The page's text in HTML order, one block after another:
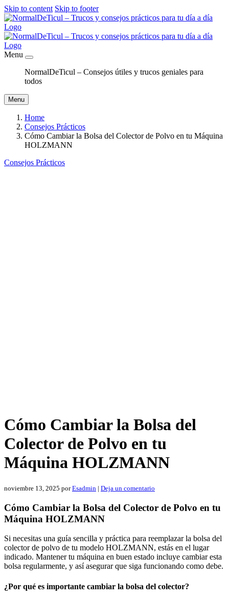
Skip to content Skip to footer
Menu
NormalDeTicul – Consejos útiles y trucos geniales para
todos
Menu
Home
Consejos Prácticos
Cómo Cambiar la Bolsa del Colector de Polvo en tu Máquina
HOLZMANN
Consejos Prácticos
Cómo Cambiar la Bolsa del
Colector de Polvo en tu
Máquina HOLZMANN
noviembre 13, 2025 porEsadmin | Deja un comentario
Cómo Cambiar la Bolsa del Colector de Polvo en tu
Máquina HOLZMANN
Si necesitas una guía sencilla y práctica para reemplazar la bolsa del
colector de polvo de tu modelo HOLZMANN, estás en el lugar
indicado. Mantener tu máquina en buen estado incluye cambiar esta
bolsa regularmente, y así asegurar que siga funcionando como debe.
¿Por qué es importante cambiar la bolsa del colector?